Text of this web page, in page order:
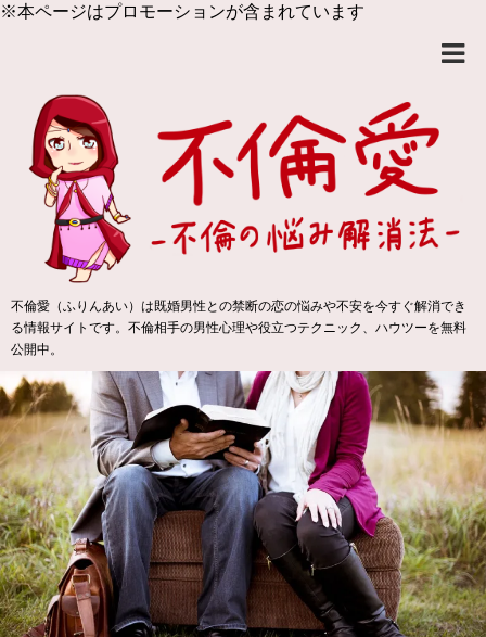
※本ページはプロモーションが含まれています
不倫愛（ふりんあい）は既婚男性との禁断の恋の悩みや不安を今すぐ解消でき
る情報サイトです。不倫相手の男性心理や役立つテクニック、ハウツーを無料
公開中。